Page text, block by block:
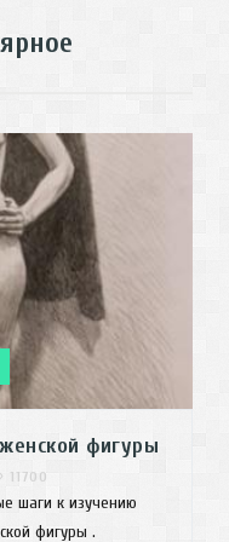
фигуры
11700
шаги к изучению
фигуры .